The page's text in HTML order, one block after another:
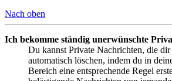
Nach oben
Ich bekomme ständig unerwünschte
Du kannst Private Nachrichten, die
automatisch löschen, indem du in
Bereich eine entsprechende Regel